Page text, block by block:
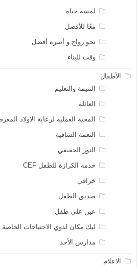
لمسة حياة
معًا للأفضل
نحو زواج و أسره أفضل
وقت للبناء
الأطفال
التنيمة والتعليم
العائلة
المحبة العملية لرعاية الاولاد
النعمة الشافية
النور الحقيقي
خدمة الكرازة للطفل CEF
خرافي
صديق الطفل
عين على طفل
ليك مكان لذوي الاحتياجات الخاصة
مدارس الأحد
الاعلام